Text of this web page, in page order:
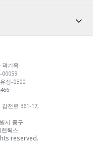
reserved.
기욱
00059
성-0500
천로 361-17,
시 중구
틱스